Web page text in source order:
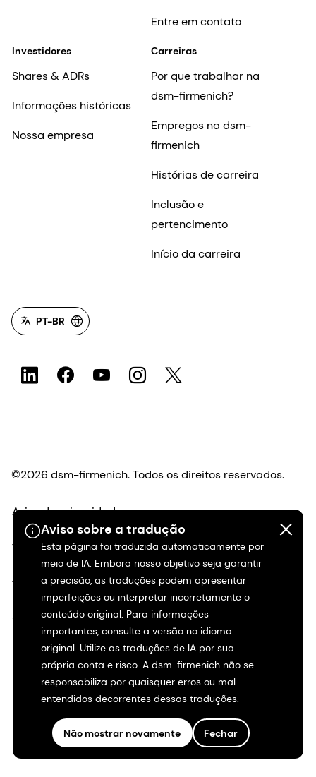
Aviso sobre a tradução
Esta página foi traduzida automaticamente por
meio de IA. Embora nosso objetivo seja garantir
a precisão, as traduções podem apresentar
imperfeições ou interpretar incorretamente o
conteúdo original. Para informações
importantes, consulte a versão no idioma
original. Utilize as traduções de IA por sua
própria conta e risco. A dsm-firmenich não se
responsabiliza por quaisquer erros ou mal-
entendidos decorrentes dessas traduções.
Não mostrar novamente Fechar
Entre em contato
Investidores
Shares & ADRs
Informações históricas
Nossa empresa
Carreiras
Por que trabalhar na
dsm-firmenich?
Empregos na dsm-
firmenich
Histórias de carreira
Inclusão e
pertencimento
Início da carreira
PT-BR
©2026 dsm-firmenich. Todos os direitos reservados.
Aviso de privacidade
Termos de uso
Termos e condições
Transparência na Califórnia
Declaração de acessibilidade
Informações legais
Mapa do site